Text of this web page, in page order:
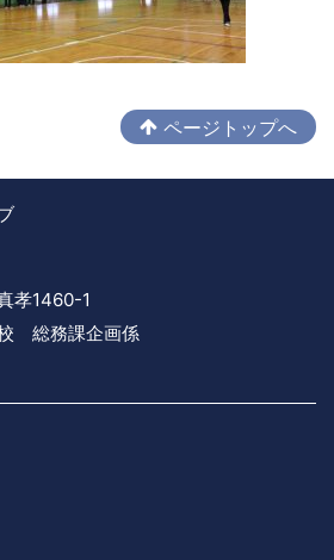
ページトップへ
孝1460-1
総務課企画係